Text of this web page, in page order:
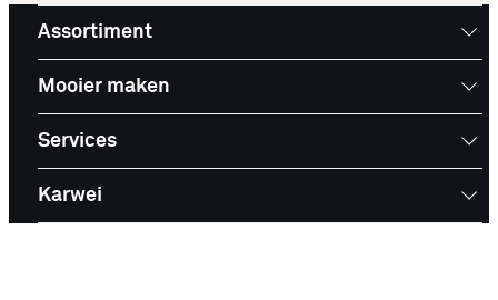
Assortiment
Mooier maken
Services
Karwei